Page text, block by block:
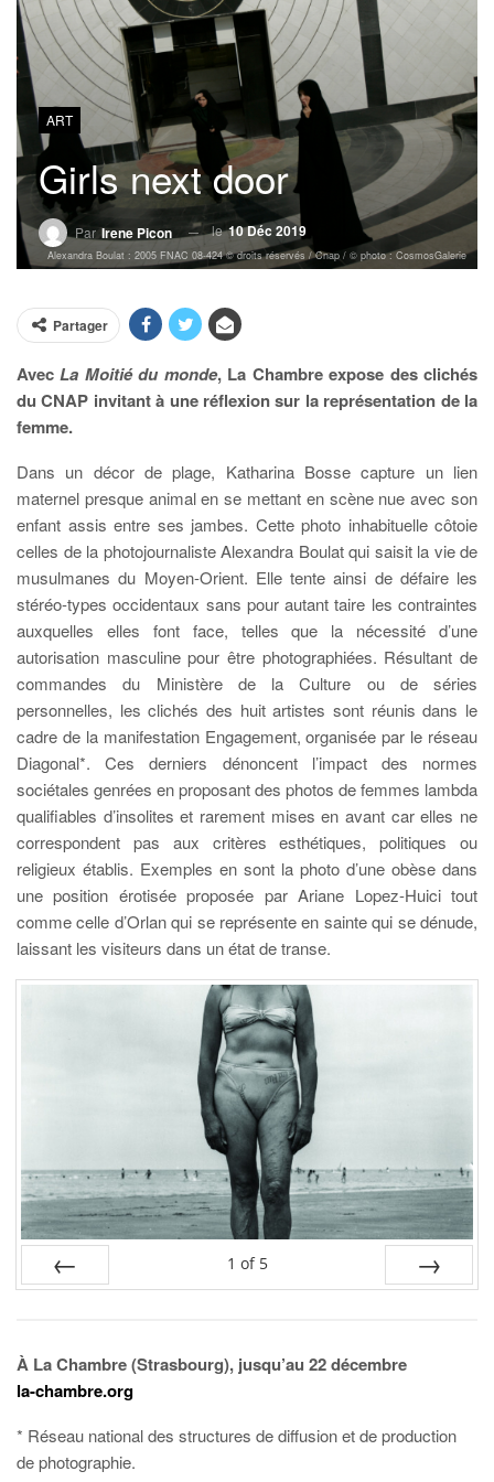
ART
Girls next door
ParIrene Picon le10 Déc 2019
Alexandra Boulat : 2005 FNAC 08-424 © droits réservés / Cnap / © photo : CosmosGalerie
Partager
AvecLa Moitié du monde, La Chambre expose des clichés
du CNAP invitant à une réflexion sur la représentation de la
femme.
Dans un décor de plage, Katharina Bosse capture un lien
maternel presque animal en se mettant en scène nue avec son
enfant assis entre ses jambes. Cette photo inhabituelle côtoie
celles de la photojournaliste Alexandra Boulat qui saisit la vie de
musulmanes du Moyen-Orient. Elle tente ainsi de défaire les
stéréo-types occidentaux sans pour autant taire les contraintes
auxquelles elles font face, telles que la nécessité d’une
autorisation masculine pour être photographiées. Résultant de
commandes du Ministère de la Culture ou de séries
personnelles, les clichés des huit artistes sont réunis dans le
cadre de la manifestation Engagement, organisée par le réseau
Diagonal*. Ces derniers dénoncent l’impact des normes
sociétales genrées en proposant des photos de femmes lambda
qualifiables d’insolites et rarement mises en avant car elles ne
correspondent pas aux critères esthétiques, politiques ou
religieux établis. Exemples en sont la photo d’une obèse dans
une position érotisée proposée par Ariane Lopez-Huici tout
comme celle d’Orlan qui se représente en sainte qui se dénude,
laissant les visiteurs dans un état de transe.
1 of 5
À La Chambre (Strasbourg), jusqu’au 22 décembre
la-chambre.org
* Réseau national des structures de diffusion et de production
de photographie.